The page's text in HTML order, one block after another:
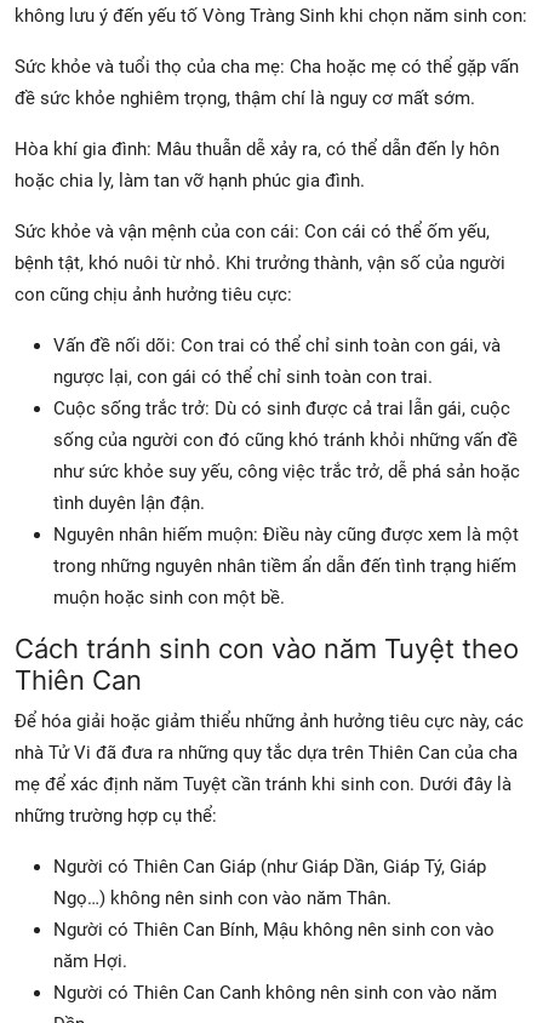
không lưu ý đến yếu tố Vòng Tràng Sinh khi chọn năm sinh con:
Sức khỏe và tuổi thọ của cha mẹ: Cha hoặc mẹ có thể gặp vấn
đề sức khỏe nghiêm trọng, thậm chí là nguy cơ mất sớm.
Hòa khí gia đình: Mâu thuẫn dễ xảy ra, có thể dẫn đến ly hôn
hoặc chia ly, làm tan vỡ hạnh phúc gia đình.
Sức khỏe và vận mệnh của con cái: Con cái có thể ốm yếu,
bệnh tật, khó nuôi từ nhỏ. Khi trưởng thành, vận số của người
con cũng chịu ảnh hưởng tiêu cực:
Vấn đề nối dõi: Con trai có thể chỉ sinh toàn con gái, và
ngược lại, con gái có thể chỉ sinh toàn con trai.
Cuộc sống trắc trở: Dù có sinh được cả trai lẫn gái, cuộc
sống của người con đó cũng khó tránh khỏi những vấn đề
như sức khỏe suy yếu, công việc trắc trở, dễ phá sản hoặc
tình duyên lận đận.
Nguyên nhân hiếm muộn: Điều này cũng được xem là một
trong những nguyên nhân tiềm ẩn dẫn đến tình trạng hiếm
muộn hoặc sinh con một bề.
Cách tránh sinh con vào năm Tuyệt theo
Thiên Can
Để hóa giải hoặc giảm thiểu những ảnh hưởng tiêu cực này, các
nhà Tử Vi đã đưa ra những quy tắc dựa trên Thiên Can của cha
mẹ để xác định năm Tuyệt cần tránh khi sinh con. Dưới đây là
những trường hợp cụ thể:
Người có Thiên Can Giáp (như Giáp Dần, Giáp Tý, Giáp
Ngọ…) không nên sinh con vào năm Thân.
Người có Thiên Can Bính, Mậu không nên sinh con vào
năm Hợi.
Người có Thiên Can Canh không nên sinh con vào năm